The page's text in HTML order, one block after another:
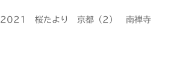
2021 桜たより 京都（2） 南禅寺